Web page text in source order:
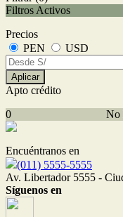
Filtros Activos
Precios
PEN
USD
Aplicar
Apto crédito
No
0
Encuéntranos en
(011) 5555-5555
Av. Libertador 5555 -
Síguenos en